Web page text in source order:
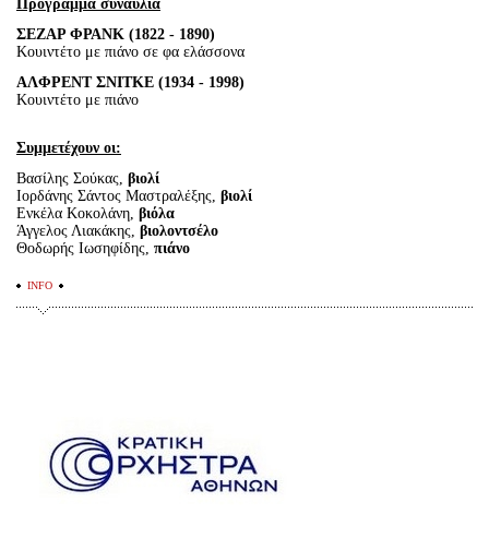
Πρόγραμμα συναυλία
ΣΕΖΑΡ ΦΡΑΝΚ (1822 - 1890)
Κουιντέτο με πιάνο σε φα ελάσσονα
ΑΛΦΡΕΝΤ ΣΝΙΤΚΕ (1934 - 1998)
Κουιντέτο με πιάνο
Συμμετέχουν οι:
Βασίλης Σούκας, βιολί
Ιορδάνης Σάντος Μαστραλέξης, βιολί
Ενκέλα Κοκολάνη, βιόλα
Άγγελος Λιακάκης, βιολοντσέλο
Θοδωρής Ιωσηφίδης, πιάνο
INFO